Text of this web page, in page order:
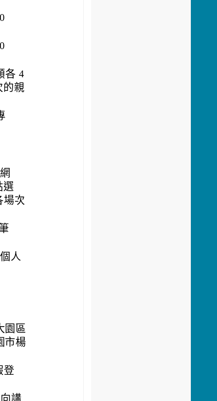
各 4
的親
選
場次
人
園區
市楊
登
講